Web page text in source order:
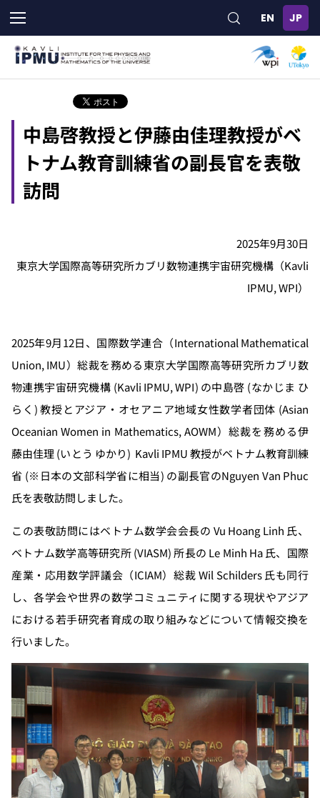
メ
イ
ン
中島啓教授と伊藤由佳理教授がベ
トナム教育訓練省の副長官を表敬
訪問
2025年9月30日
東京大学国際高等研究所カブリ数物連携宇宙研究機構（Kavli
IPMU, WPI）
2025年9月12日、国際数学連合（International Mathematical
Union, IMU）総裁を務める東京大学国際高等研究所カブリ数
物連携宇宙研究機構 (Kavli IPMU, WPI) の中島啓 (なかじま ひ
らく) 教授とアジア・オセアニア地域女性数学者団体 (Asian
Oceanian Women in Mathematics, AOWM）総裁を務める伊
藤由佳理 (いとう ゆかり) Kavli IPMU 教授がベトナム教育訓練
省 (※日本の文部科学省に相当) の副長官のNguyen Van Phuc
氏を表敬訪問しました。
この表敬訪問にはベトナム数学会会長の Vu Hoang Linh 氏、
ベトナム数学高等研究所 (VIASM) 所長の Le Minh Ha 氏、国際
産業・応用数学評議会（ICIAM）総裁 Wil Schilders 氏も同行
し、各学会や世界の数学コミュニティに関する現状やアジア
における若手研究者育成の取り組みなどについて情報交換を
行いました。